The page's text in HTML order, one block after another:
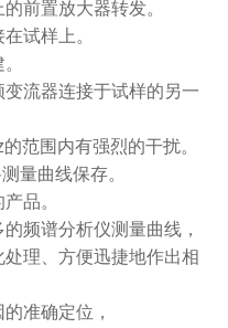
前置放大器转发。
试样上。
流器连接于试样的另一
范围内有强烈的干扰。
量曲线保存。
品。
频谱分析仪测量曲线，
理、方便迅捷地作出相
准确定位，